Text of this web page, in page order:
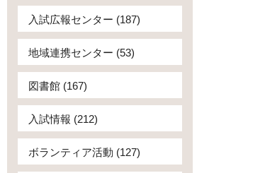
入試広報センター (187)
地域連携センター (53)
図書館 (167)
入試情報 (212)
ボランティア活動 (127)